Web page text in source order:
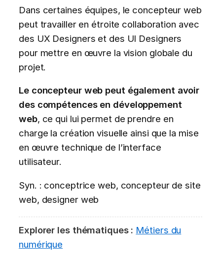
Dans certaines équipes, le concepteur web
peut travailler en étroite collaboration avec
des UX Designers et des UI Designers
pour mettre en œuvre la vision globale du
projet.
Le concepteur web peut également avoir
des compétences en développement
web, ce qui lui permet de prendre en
charge la création visuelle ainsi que la mise
en œuvre technique de l’interface
utilisateur.
Syn. : conceptrice web, concepteur de site
web, designer web
Explorer les thématiques : Métiers du
numérique